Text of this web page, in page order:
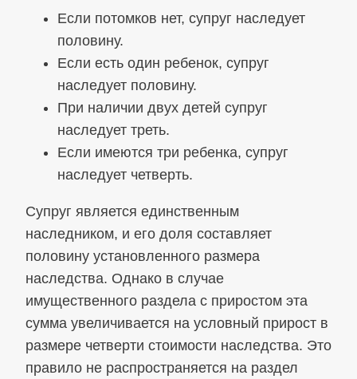
Если потомков нет, супруг наследует
половину.
Если есть один ребенок, супруг
наследует половину.
При наличии двух детей супруг
наследует треть.
Если имеются три ребенка, супруг
наследует четверть.
Супруг является единственным
наследником, и его доля составляет
половину установленного размера
наследства. Однако в случае
имущественного раздела с приростом эта
сумма увеличивается на условный прирост в
размере четверти стоимости наследства. Это
правило не распространяется на раздел